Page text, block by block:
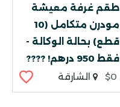
طقم غرفة معيشة
مودرن متكامل (10
قطع) بحالة الوكالة -
فقط 950 درهم! ????
$0
الشارقة